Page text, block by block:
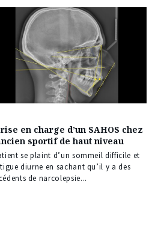
en charge d’un SAHOS chez
sportif de haut niveau
se plaint d’un sommeil difficile et
diurne en sachant qu’il y a des
de narcolepsie...